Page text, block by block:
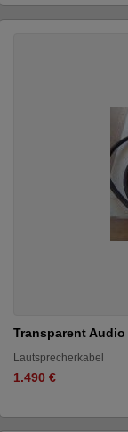
Transparent Audio
Lautsprecherkabel
1.490 €